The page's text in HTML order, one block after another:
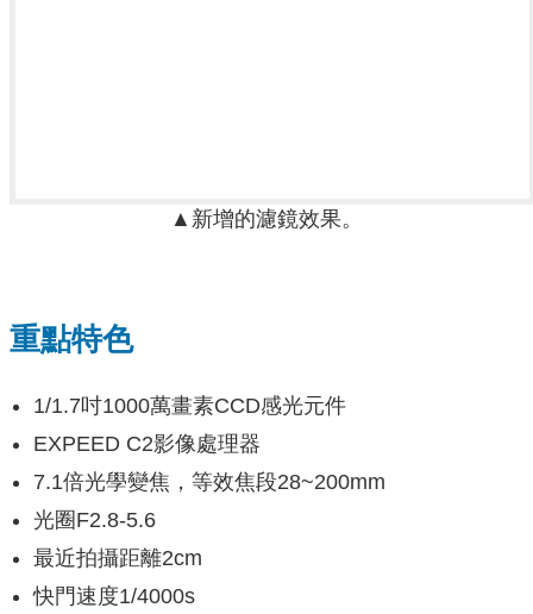
▲新增的濾鏡效果。
重點特色
1/1.7吋1000萬畫素CCD感光元件
EXPEED C2影像處理器
7.1倍光學變焦，等效焦段28~200mm
光圈F2.8-5.6
最近拍攝距離2cm
快門速度1/4000s